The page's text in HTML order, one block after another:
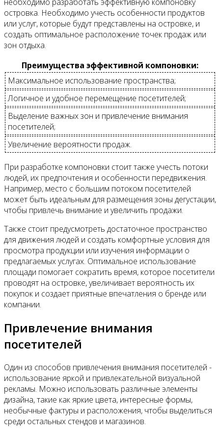
островка. Необходимо учесть особенности продуктов
или услуг, которые будут представлены на островке, и
создать оптимальное расположение точек продаж или
зон отдыха.
Преимущества эффективной компоновки:
Максимальное использование пространства;
Логичное и удобное перемещение посетителей;
Выделение важных зон и привлечение внимания
посетителей;
Увеличение вероятности продаж.
При разработке компоновки стоит также учесть потоки
людей, их предпочтения и особенности передвижения.
Например, место с большим потоком посетителей
может быть идеальным для размещения зоны дегустации,
чтобы привлечь внимание и увеличить продажи.
Также стоит предусмотреть достаточное пространство
для движения людей и создать комфортные условия для
просмотра продукции или изучения информации о
предлагаемых услугах. Оптимальное использование
площади помогает сократить время, которое посетители
проводят на островке, увеличивает вероятность их
покупок и создает приятные впечатления о бренде или
компании.
Привлечение внимания
посетителей
Один из способов привлечения внимания посетителей -
использование яркой и привлекательной визуальной
рекламы. Можно использовать различные элементы
дизайна, такие как яркие цвета, интересные формы,
необычные фактуры и расположения, чтобы выделиться
среди остальных стендов и магазинов.